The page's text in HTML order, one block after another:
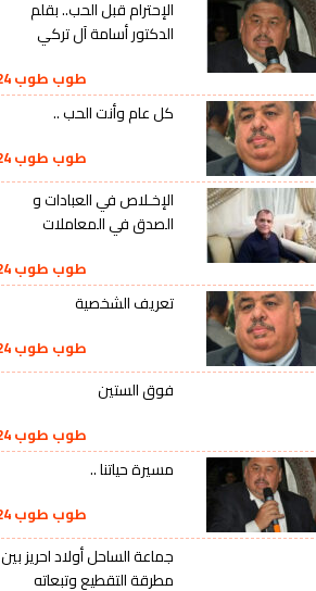
الإحترام قبل الحب.. بقلم
الدكتور أسامة آل تركي
طوب طوب 24
كل عام وأنت الحب ..
طوب طوب 24
الإخـلاص في العبادات و
الصدق في المعاملات
طوب طوب 24
تعريف الشخصية
طوب طوب 24
فوق الستين
طوب طوب 24
مسيرة حياتنا ..
طوب طوب 24
جماعة الساحل أولاد احريز بين
مطرقة التقطيع وتبعاته